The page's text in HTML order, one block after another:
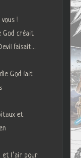
!
God créait
faisait…
God fait
et
et l’air pour